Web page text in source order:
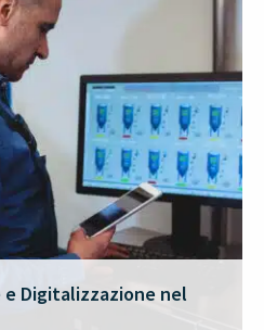
Digitalizzazione nel